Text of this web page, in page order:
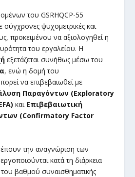
του GSRHQCP-55
σύγχρονες ψυχομετρικές και
προκειμένου να αξιολογηθεί η
του εργαλείου. Η
εξετάζεται συνήθως μέσω του
, ενώ η δομή του
να επιβεβαιωθεί με
Παραγόντων (Exploratory
και Επιβεβαιωτική
(Confirmatory Factor
την αναγνώριση των
κατά τη διάρκεια
βαθμού συναισθηματικής